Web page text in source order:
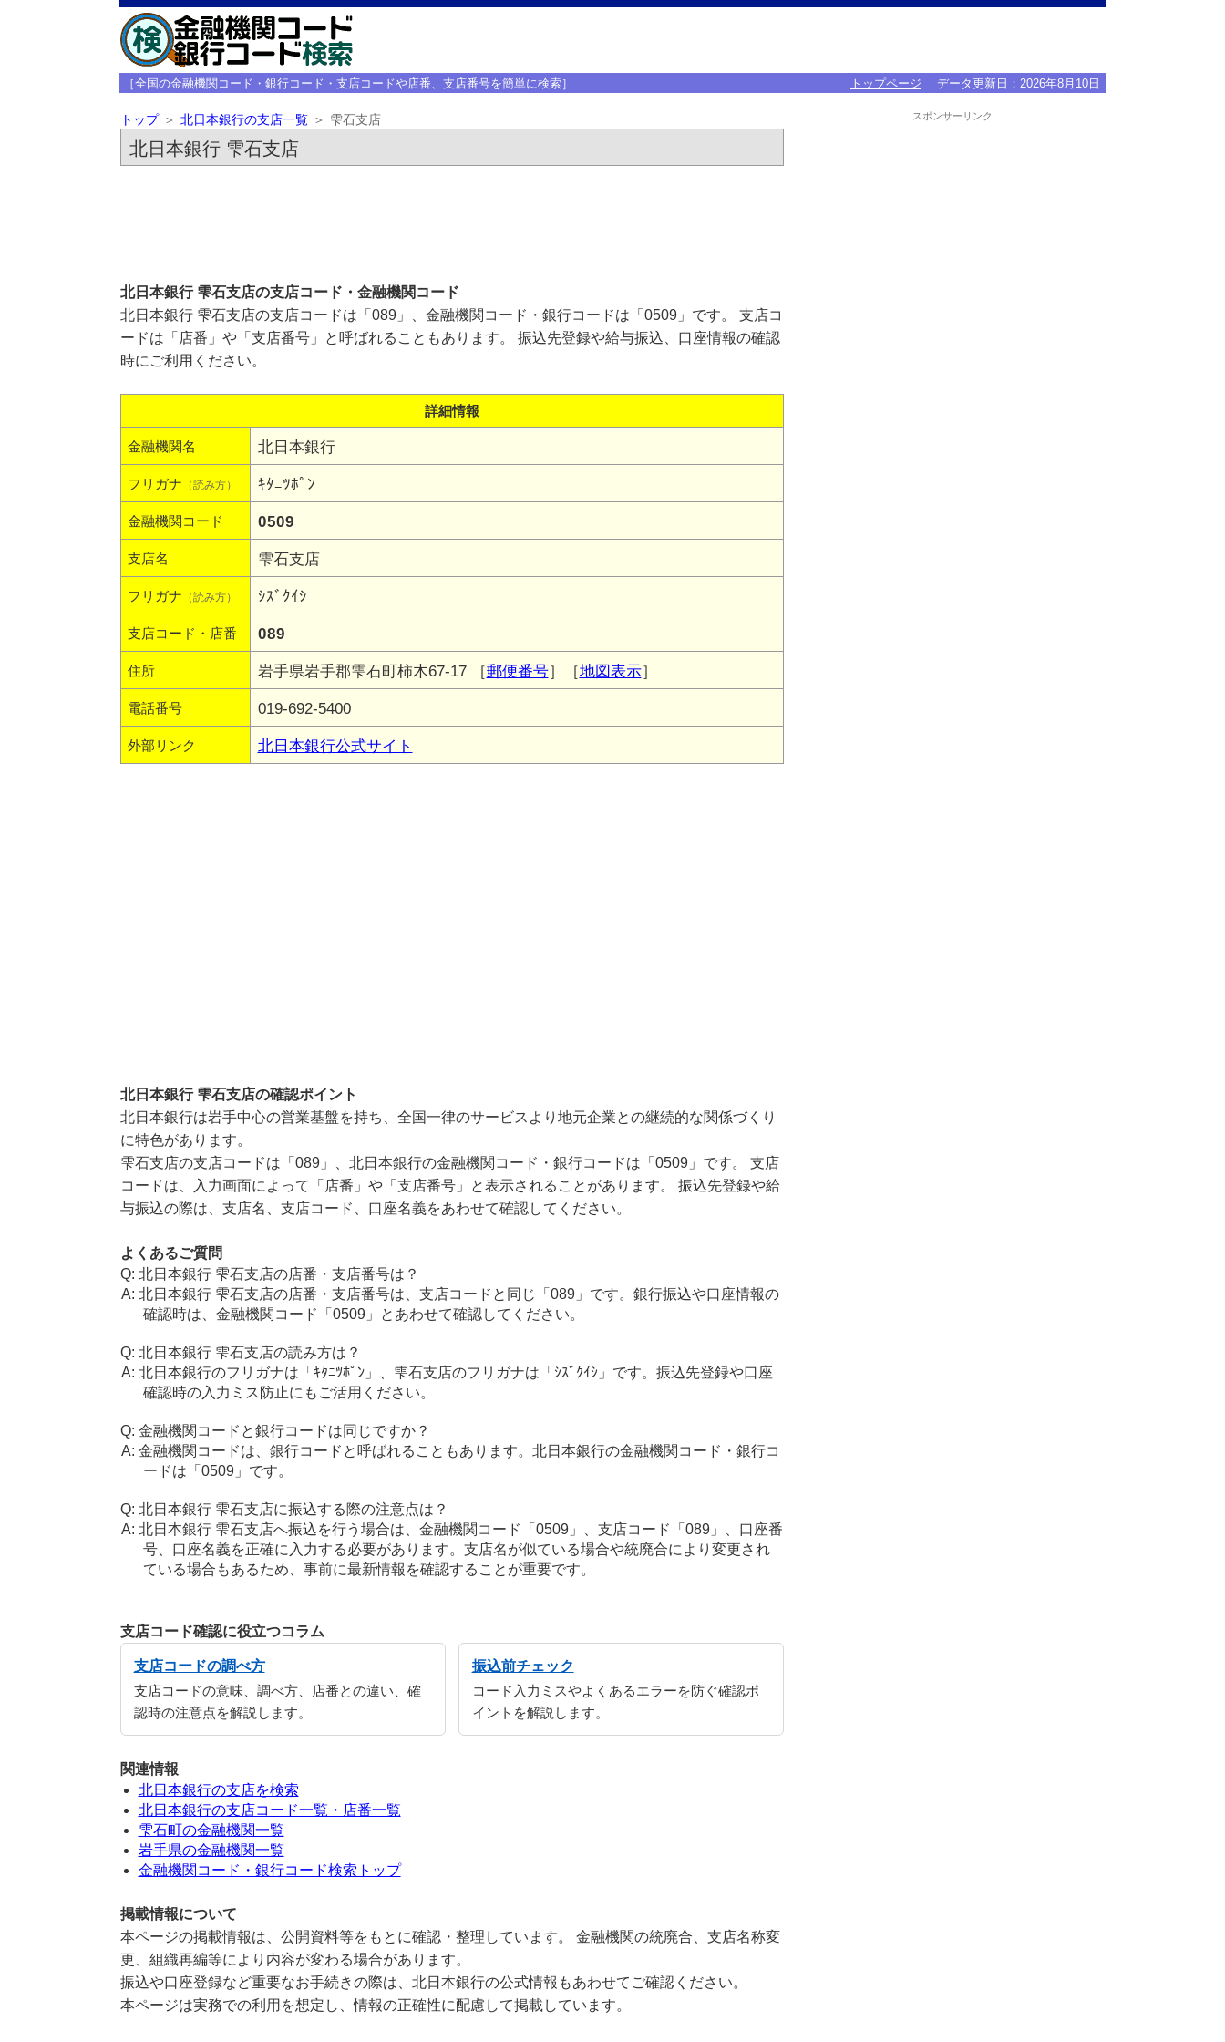
［全国の金融機関コード・銀行コード・支店コードや店番、支店番号を簡単に検索］ トップページ データ更新日： 2026年8月10日
トップ 北日本銀行の支店一覧 雫石支店
北日本銀行 雫石支店
北日本銀行 雫石支店の支店コード・金融機関コード
北日本銀行 雫石支店の支店コードは「089」、金融機関コード・銀行コードは「0509」です。 支店コ
ードは「店番」や「支店番号」と呼ばれることもあります。 振込先登録や給与振込、口座情報の確認
時にご利用ください。
詳細情報
金融機関名 北日本銀行
フリガナ （読み方） ｷﾀﾆﾂﾎﾟﾝ
金融機関コード 0509
支店名 雫石支店
フリガナ （読み方） ｼｽﾞｸｲｼ
支店コード・店番 089
住所 岩手県岩手郡雫石町柿木67-17 ［郵便番号］［地図表示］
電話番号 019-692-5400
外部リンク 北日本銀行公式サイト
北日本銀行 雫石支店の確認ポイント
北日本銀行は岩手中心の営業基盤を持ち、全国一律のサービスより地元企業との継続的な関係づくり
に特色があります。
雫石支店の支店コードは「089」、北日本銀行の金融機関コード・銀行コードは「0509」です。 支店
コードは、入力画面によって「店番」や「支店番号」と表示されることがあります。 振込先登録や給
与振込の際は、支店名、支店コード、口座名義をあわせて確認してください。
よくあるご質問
北日本銀行 雫石支店の店番・支店番号は？
北日本銀行 雫石支店の店番・支店番号は、支店コードと同じ「089」です。銀行振込や口座情報の
確認時は、金融機関コード「0509」とあわせて確認してください。
北日本銀行 雫石支店の読み方は？
北日本銀行のフリガナは「ｷﾀﾆﾂﾎﾟﾝ」、雫石支店のフリガナは「ｼｽﾞｸｲｼ」です。振込先登録や口座
確認時の入力ミス防止にもご活用ください。
金融機関コードと銀行コードは同じですか？
金融機関コードは、銀行コードと呼ばれることもあります。北日本銀行の金融機関コード・銀行コ
ードは「0509」です。
北日本銀行 雫石支店に振込する際の注意点は？
北日本銀行 雫石支店へ振込を行う場合は、金融機関コード「0509」、支店コード「089」、口座番
号、口座名義を正確に入力する必要があります。支店名が似ている場合や統廃合により変更され
ている場合もあるため、事前に最新情報を確認することが重要です。
支店コード確認に役立つコラム
支店コードの調べ方
支店コードの意味、調べ方、店番との違い、確
認時の注意点を解説します。
振込前チェック
コード入力ミスやよくあるエラーを防ぐ確認ポ
イントを解説します。
関連情報
北日本銀行の支店を検索
北日本銀行の支店コード一覧・店番一覧
雫石町の金融機関一覧
岩手県の金融機関一覧
金融機関コード・銀行コード検索トップ
掲載情報について
本ページの掲載情報は、公開資料等をもとに確認・整理しています。 金融機関の統廃合、支店名称変
更、組織再編等により内容が変わる場合があります。
振込や口座登録など重要なお手続きの際は、北日本銀行の公式情報もあわせてご確認ください。
本ページは実務での利用を想定し、情報の正確性に配慮して掲載しています。
スポンサーリンク